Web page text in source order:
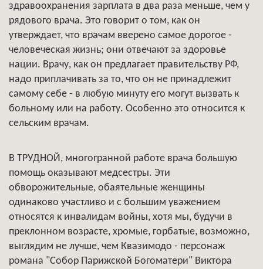
здравоохранения зарплата в два раза меньше, чем у
рядового врача. Это говорит о том, как он
утверждает, что врачам вверено самое дорогое -
человеческая жизнь; они отвечают за здоровье
нации. Врачу, как он предлагает правительству РФ,
надо приплачивать за то, что он не принадлежит
самому себе - в любую минуту его могут вызвать к
больному или на работу. Особенно это относится к
сельским врачам.
В ТРУДНОЙ, многогранной работе врача большую
помощь оказывают медсестры. Эти
обворожительные, обаятельные женщины
одинаково участливо и с большим уважением
относятся к инвалидам войны, хотя мы, будучи в
преклонном возрасте, хромые, горбатые, возможно,
выглядим не лучше, чем Квазимодо - персонаж
романа "Собор Парижской Богоматери" Виктора